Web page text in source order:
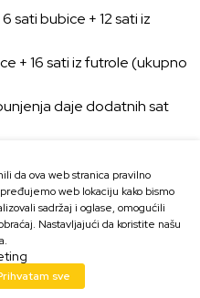
sati bubice + 12 sati iz
+ 16 sati iz futrole (ukupno
daje dodatnih sat
kHz
za multipoint
istovremeno)
idealnim uslovima
na prskanje / znoj)
da ova web stranica pravilno
web lokaciju kako bismo
sadržaj i oglase, omogućili
Nastavljajući da koristite našu
sve